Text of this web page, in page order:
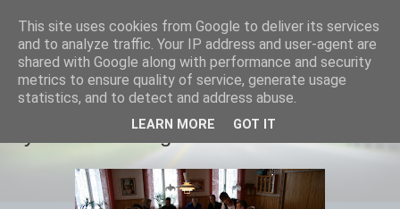
Equmenia i Harbo
Ny SMU-förening bildad
This site uses cookies from Google to deliver its services
and to analyze traffic. Your IP address and user-agent are
shared with Google along with performance and security
metrics to ensure quality of service, generate usage
statistics, and to detect and address abuse.
LEARN MORE GOT IT